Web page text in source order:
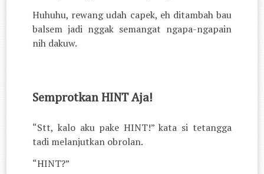
Huhuhu, rewang udah capek, eh ditambah bau
balsem jadi nggak semangat ngapa-ngapain
nih dakuw.
Semprotkan HINT Aja!
“Stt, kalo aku pake HINT!” kata si tetangga
tadi melanjutkan obrolan.
“HINT?”